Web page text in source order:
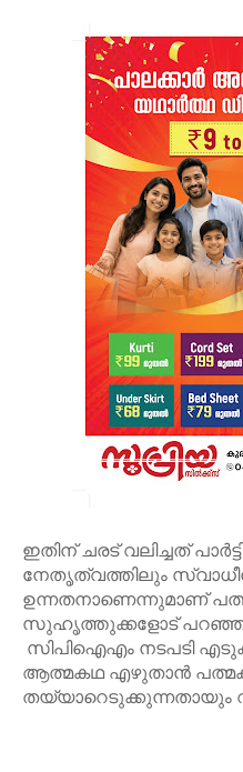
ഇതിന് ചരട് വലിച്ചത്
നേതൃത്വത്തിലും
ഉന്നതനാണെന്നുമാണ്
സുഹൃത്തുക്കളോട്
സിപിഐഎം നടപടി
ആത്മകഥ എഴുതാന്‍
തയ്യാറെടുക്കുന്നതായും